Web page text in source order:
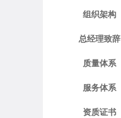
组织架构
总经理致辞
质量体系
服务体系
资质证书